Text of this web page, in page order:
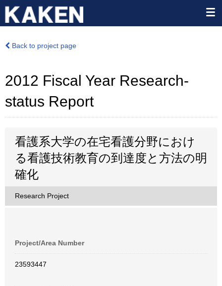
Back to project page
2012 Fiscal Year Research-
status Report
看護系大学の在宅看護分野におけ
る看護技術教育の到達度と方法の明
確化
Research Project
Project/Area Number
23593447